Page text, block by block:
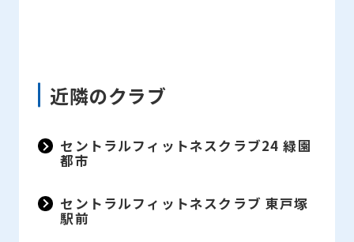
近隣のクラブ
セントラルフィットネスクラブ24 緑園
都市
セントラルフィットネスクラブ 東戸塚
駅前